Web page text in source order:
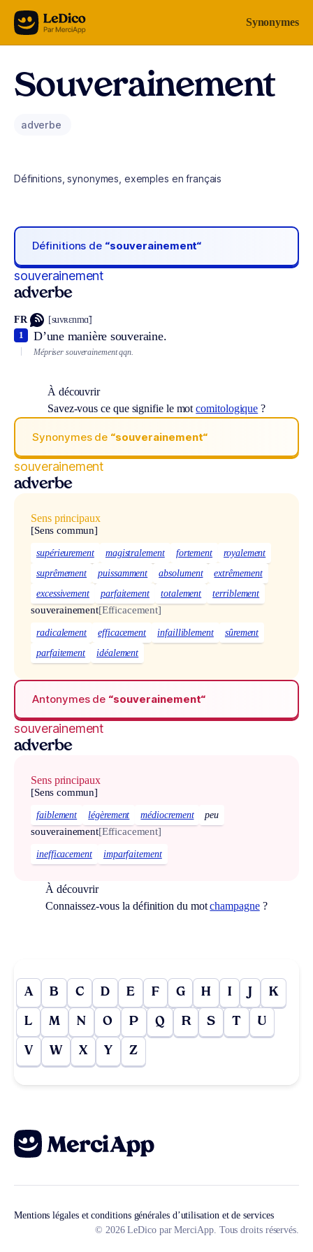
Aller au contenu Synonymes
Souverainement
adverbe
Définitions, synonymes, exemples en français
Définitions de “souverainement“
souverainement
adverbe
FR [suvʀɛnmɑ̃]
D’une manière souveraine.
1
Mépriser souverainement qqn.
À découvrir
Savez-vous ce que signifie le motcomitologique ?
Synonymes de “souverainement“
souverainement
adverbe
Sens principaux
[Sens commun]
supérieurement magistralement fortement
royalement
suprêmement
puissamment absolument
extrêmement
excessivement
parfaitement totalement terriblement
souverainement[Efficacement]
radicalement efficacement infailliblement
sûrement
parfaitement
idéalement
Antonymes de “souverainement“
souverainement
adverbe
Sens principaux
[Sens commun]
faiblement légèrement médiocrement peu
souverainement[Efficacement]
inefficacement imparfaitement
À découvrir
Connaissez-vous la définition du motchampagne?
A B C D E F G H I J K
L M N O P Q R S T U
V W X Y Z
Mentions légales et conditions générales d’utilisation et de services
© 2026 LeDico par MerciApp. Tous droits réservés.